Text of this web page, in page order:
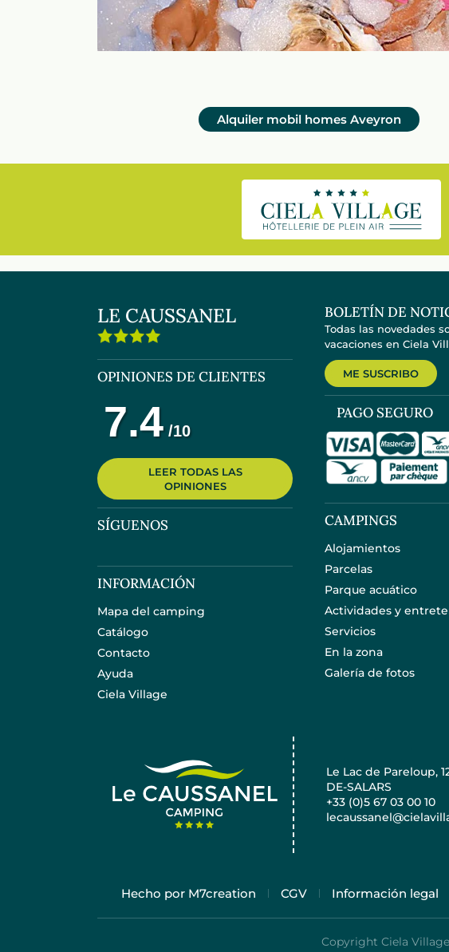
Alquiler mobil homesAveyron
LE CAUSSANEL
OPINIONES DE CLIENTES
LEER TODAS LAS
OPINIONES
SÍGUENOS
INFORMACIÓN
Mapa del camping
Catálogo
Contacto
Ayuda
Ciela Village
BOLETÍN DE
Todas las novedades
vacaciones en Ciela
ME SUSCRIBO
PAGO SEGURO
CAMPINGS
Alojamientos
Parcelas
Parque acuático
Actividades y
Servicios
En la zona
Galería de fotos
Le Lac de Pareloup,
DE-SALARS
+33 (0)5 67 03 00 10
Hecho por M7creation CGV Información legal
Copyright Ciela